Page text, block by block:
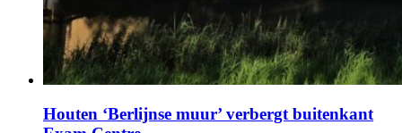
Houten ‘Berlijnse muur’ verbergt buitenkant